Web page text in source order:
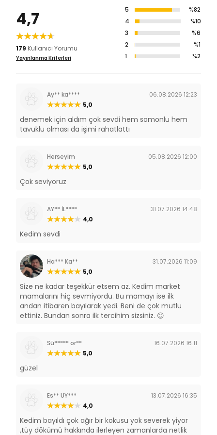
L-Metiyonin (3c305) 2.000 mg/kg
4,7
179 Kullanıcı Yorumu
Yayınlanma Kriterleri
5
%82
4
%10
3
%6
2
%1
1
%2
Ay** ka****
06.08.2026 12:23
5,0
denemek için aldım çok sevdi hem somonlu hem
tavuklu olması da işimi rahatlattı
Herseyim
05.08.2026 12:00
5,0
Çok seviyoruz
AY** İL****
31.07.2026 14:48
4,0
Kedim sevdi
Ha*** Ka**
31.07.2026 11:09
5,0
Size ne kadar teşekkür etsem az. Kedim market
mamalarını hiç sevmiyordu. Bu mamayı ise ilk
andan itibaren bayılarak yedi. Beni de çok mutlu
ettiniz. Bundan sonra ilk tercihim sizsiniz. 😊
Sü***** or**
16.07.2026 16:11
5,0
güzel
Es** UY***
13.07.2026 16:35
4,0
Kedim bayıldı çok ağır bir kokusu yok severek yiyor
,tüy dökümü hakkında ilerleyen zamanlarda netlik